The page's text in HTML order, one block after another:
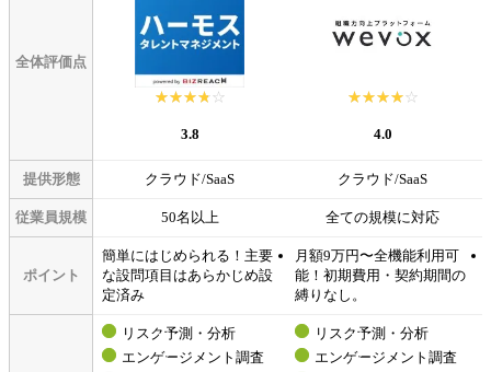
全体評価点
☆☆☆☆☆
★★★★★
3.8
☆☆☆☆☆
★★★★★
4.0
提供形態 クラウド/SaaS クラウド/SaaS
従業員規模 50名以上 全ての規模に対応
ポイント
簡単にはじめられる！主要
な設問項目はあらかじめ設
定済み
月額9万円〜全機能利用可
能！初期費用・契約期間の
縛りなし。
リスク予測・分析
エンゲージメント調査
リスク予測・分析
エンゲージメント調査